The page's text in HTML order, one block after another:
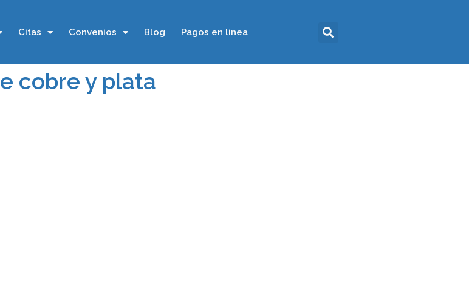
Citas Convenios Blog Pagos en línea
cobre y plata